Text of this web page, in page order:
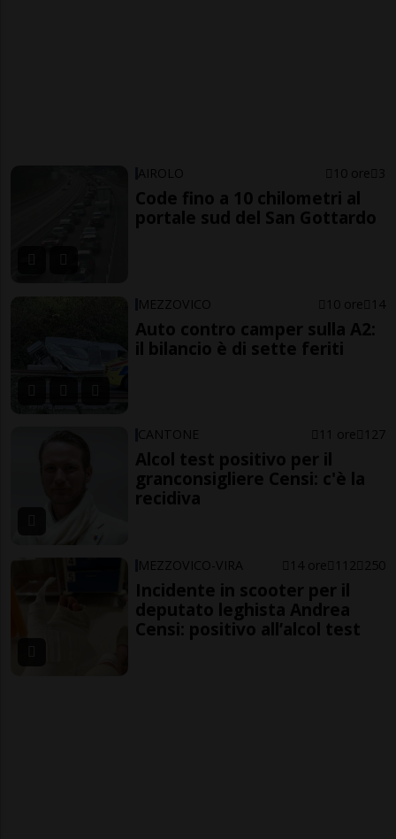
AIROLO 10 ore 3
Code fino a 10 chilometri al
portale sud del San Gottardo
MEZZOVICO 10 ore 14
Auto contro camper sulla A2:
il bilancio è di sette feriti
CANTONE 11 ore 127
Alcol test positivo per il
granconsigliere Censi: c'è la
recidiva
MEZZOVICO-VIRA 14 ore 112 250
Incidente in scooter per il
deputato leghista Andrea
Censi: positivo all’alcol test